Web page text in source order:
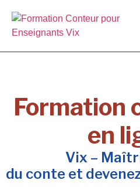
Formation
en
Vix –
du conte et